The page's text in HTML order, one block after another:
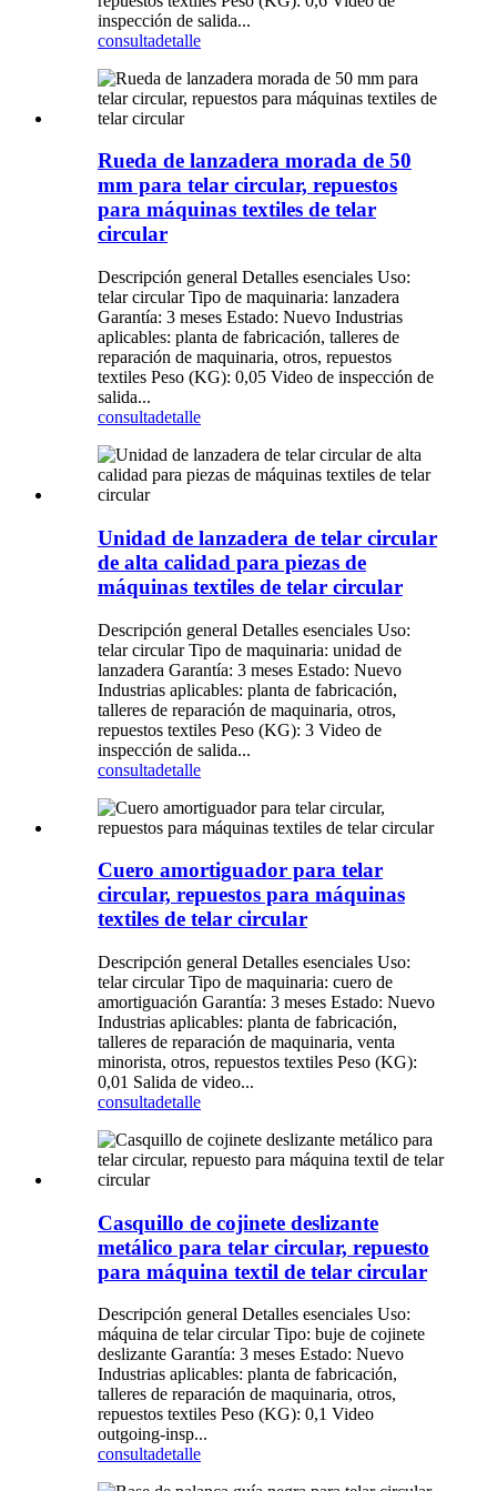
inspección de salida...
consultadetalle
Rueda de lanzadera morada de 50
mm para telar circular, repuestos
para máquinas textiles de telar
circular
Descripción general Detalles esenciales Uso:
telar circular Tipo de maquinaria: lanzadera
Garantía: 3 meses Estado: Nuevo Industrias
aplicables: planta de fabricación, talleres de
reparación de maquinaria, otros, repuestos
textiles Peso (KG): 0,05 Video de inspección de
salida...
consultadetalle
Unidad de lanzadera de telar circular
de alta calidad para piezas de
máquinas textiles de telar circular
Descripción general Detalles esenciales Uso:
telar circular Tipo de maquinaria: unidad de
lanzadera Garantía: 3 meses Estado: Nuevo
Industrias aplicables: planta de fabricación,
talleres de reparación de maquinaria, otros,
repuestos textiles Peso (KG): 3 Video de
inspección de salida...
consultadetalle
Cuero amortiguador para telar
circular, repuestos para máquinas
textiles de telar circular
Descripción general Detalles esenciales Uso:
telar circular Tipo de maquinaria: cuero de
amortiguación Garantía: 3 meses Estado: Nuevo
Industrias aplicables: planta de fabricación,
talleres de reparación de maquinaria, venta
minorista, otros, repuestos textiles Peso (KG):
0,01 Salida de video...
consultadetalle
Casquillo de cojinete deslizante
metálico para telar circular, repuesto
para máquina textil de telar circular
Descripción general Detalles esenciales Uso:
máquina de telar circular Tipo: buje de cojinete
deslizante Garantía: 3 meses Estado: Nuevo
Industrias aplicables: planta de fabricación,
talleres de reparación de maquinaria, otros,
repuestos textiles Peso (KG): 0,1 Video
outgoing-insp...
consultadetalle